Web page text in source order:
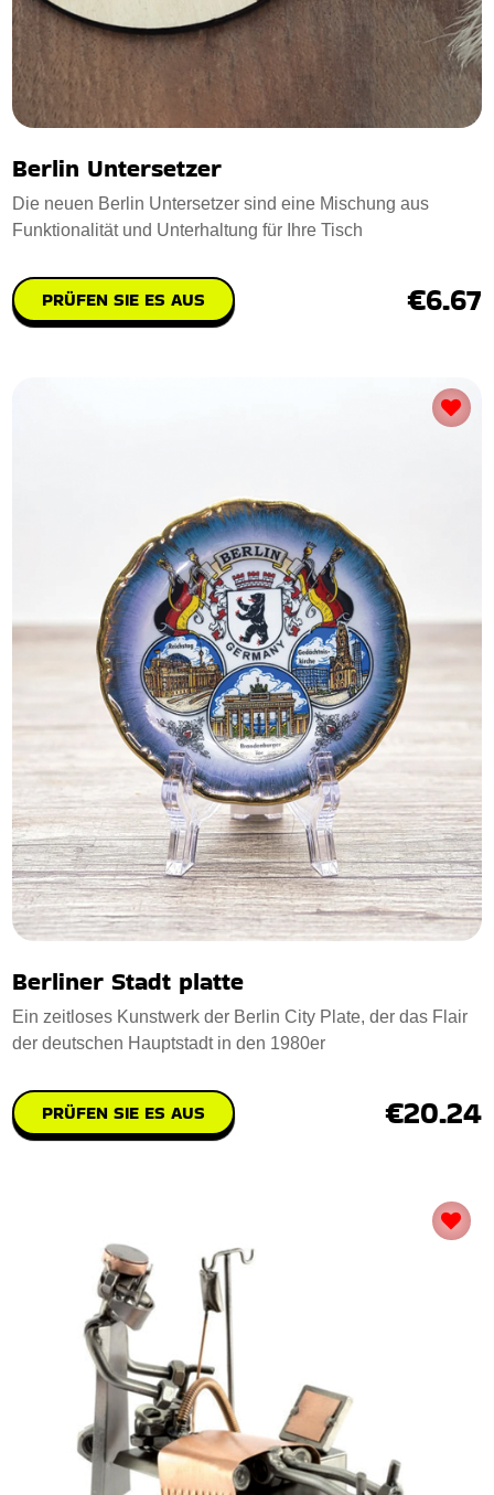
Berlin Untersetzer
Die neuen Berlin Untersetzer sind eine Mischung aus
Funktionalität und Unterhaltung für Ihre Tisch
PRÜFEN SIE ES AUS €6.67
Berliner Stadt platte
Ein zeitloses Kunstwerk der Berlin City Plate, der das Flair
der deutschen Hauptstadt in den 1980er
PRÜFEN SIE ES AUS €20.24